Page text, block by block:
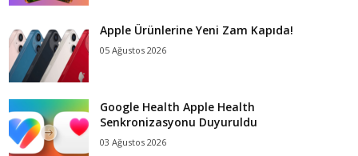
Apple Ürünlerine Yeni Zam Kapıda!
05 Ağustos 2026
Google Health Apple Health
Senkronizasyonu Duyuruldu
03 Ağustos 2026